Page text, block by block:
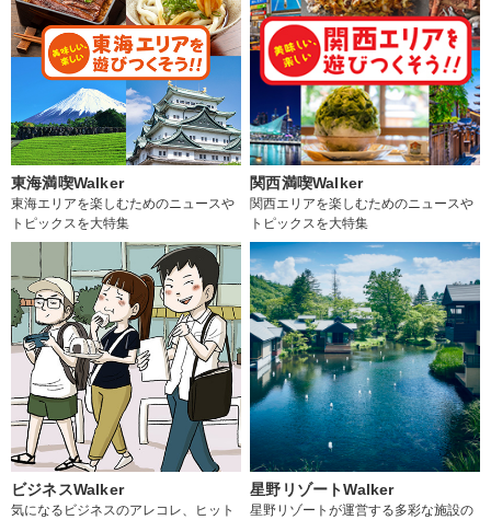
東海満喫Walker
東海エリアを楽しむためのニュースや
トピックスを大特集
関西満喫Walker
関西エリアを楽しむためのニュースや
トピックスを大特集
ビジネスWalker
気になるビジネスのアレコレ、ヒット
星野リゾートWalker
星野リゾートが運営する多彩な施設の